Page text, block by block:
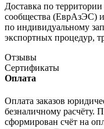
Доставка по
сообщества (ЕврАзЭС) и
по индивидуальному
экспортных процедур,
Отзывы
Сертификаты
Оплата
Оплата заказов
безналичному расчёту.
сформирован счёт на